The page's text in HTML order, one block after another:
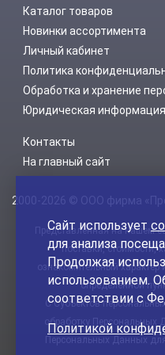
Каталог товаров
Новинки ассортимента
Личный кабинет
Политика
Обработка и хранение
Юридическая информация
Контакты
На главный сайт
2000-2026 © ООО фирма
Представленная на нашем
поставки, стоимости,
ознакомительный характер
определенной
С Субъектов
обработку Персональных
Персональных Данных
Сайт использует
для анализа
Продолжая
использованием.
соответствии с
Политикой